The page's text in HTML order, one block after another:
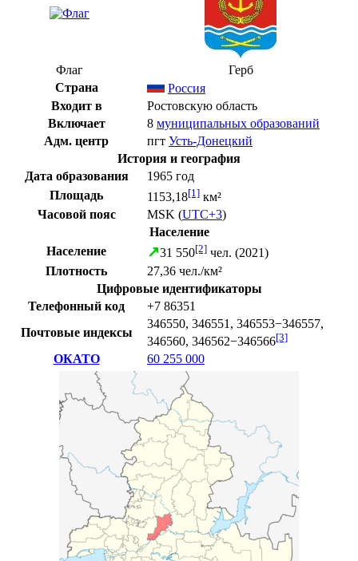
Флаг
Герб
Страна
Россия
Входит в
Ростовскую область
Включает
8 муниципальных образований
Адм. центр
пгт Усть-Донецкий
История и география
Дата образования
1965 год
Площадь
1153,18[1] км²
Часовой пояс
MSK (UTC+3)
Население
Население
↗31 550[2] чел. (2021)
Плотность
27,36 чел./км²
Цифровые идентификаторы
Телефонный код
+7 86351
Почтовые индексы
346550, 346551, 346553−346557,
346560, 346562−346566[3]
ОКАТО 60 255 000